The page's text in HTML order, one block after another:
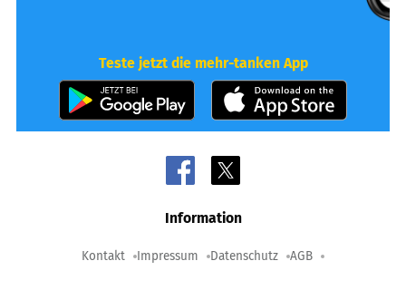
Teste jetzt die mehr-tanken App
Information
Kontakt Impressum Datenschutz AGB